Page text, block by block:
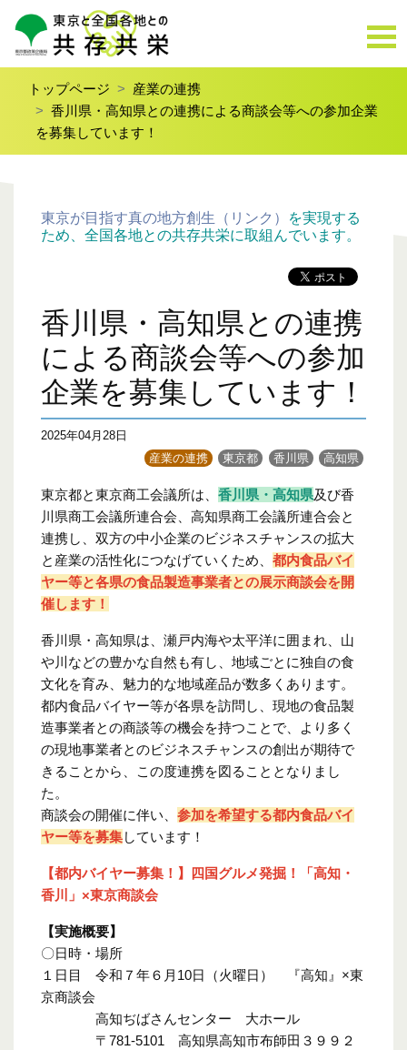
トップページ
産業の連携
香川県・高知県との連携による商談会等への参加企業
を募集しています！
東京が目指す真の地方創生（リンク）
を実現する
ため、全国各地との共存共栄に取組んでいます。
香川県・高知県との連携
による商談会等への参加
企業を募集しています！
2025年04月28日
産業の連携
東京都 香川県 高知県
東京都と東京商工会議所は、 香川県・高知県及び香
川県商工会議所連合会、高知県商工会議所連合会と
連携し、双方の中小企業のビジネスチャンスの拡大
と産業の活性化につなげていくため、 都内食品バイ
ヤー等と各県の食品製造事業者との展示商談会を開
催します！
香川県・高知県は、瀬戸内海や太平洋に囲まれ、山
や川などの豊かな自然も有し、地域ごとに独自の食
文化を育み、魅力的な地域産品が数多くあります。
都内食品バイヤー等が各県を訪問し、現地の食品製
造事業者との商談等の機会を持つことで、より多く
の現地事業者とのビジネスチャンスの創出が期待で
きることから、この度連携を図ることとなりまし
た。
商談会の開催に伴い、 参加を希望する都内食品バイ
ヤー等を募集しています！
【都内バイヤー募集！】四国グルメ発掘！「高知・
香川」×東京商談会
【実施概要】
〇日時・場所
１日目 令和７年６月10日（火曜日） 『高知』×東
京商談会
高知ぢばさんセンター 大ホール
〒781-5101 高知県高知市布師田３９９２